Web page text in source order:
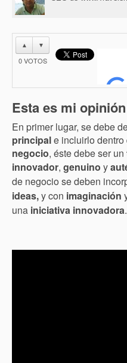
▲ ▼
0VOTOS
Esta es mi
En primer lugar, se debe
principale incluirlo dentro
negocio, éste debe ser un
innovador, genuino y
de negocio se deben
ideas,y con imaginación
una iniciativa innovadora.